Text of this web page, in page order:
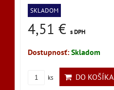
SKLADOM
4,51 € s DPH
Dostupnosť: Skladom
ks DO KOŠÍKA